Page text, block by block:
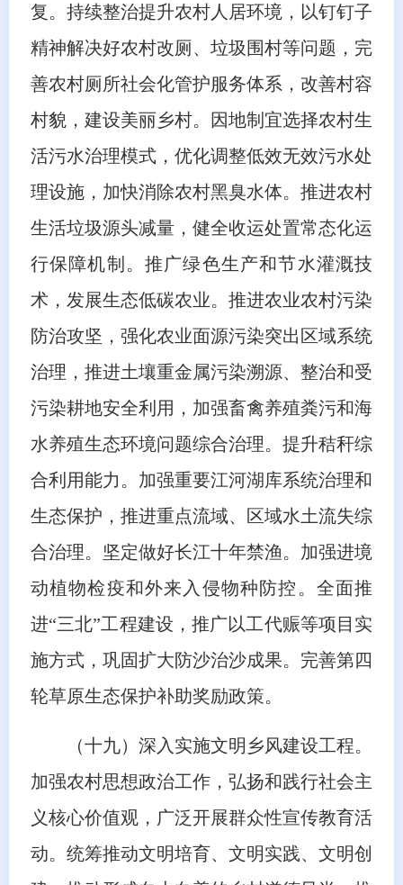
复。持续整治提升农村人居环境，以钉钉子
精神解决好农村改厕、垃圾围村等问题，完
善农村厕所社会化管护服务体系，改善村容
村貌，建设美丽乡村。因地制宜选择农村生
活污水治理模式，优化调整低效无效污水处
理设施，加快消除农村黑臭水体。推进农村
生活垃圾源头减量，健全收运处置常态化运
行保障机制。推广绿色生产和节水灌溉技
术，发展生态低碳农业。推进农业农村污染
防治攻坚，强化农业面源污染突出区域系统
治理，推进土壤重金属污染溯源、整治和受
污染耕地安全利用，加强畜禽养殖粪污和海
水养殖生态环境问题综合治理。提升秸秆综
合利用能力。加强重要江河湖库系统治理和
生态保护，推进重点流域、区域水土流失综
合治理。坚定做好长江十年禁渔。加强进境
动植物检疫和外来入侵物种防控。全面推
进“三北”工程建设，推广以工代赈等项目实
施方式，巩固扩大防沙治沙成果。完善第四
轮草原生态保护补助奖励政策。
（十九）深入实施文明乡风建设工程。
加强农村思想政治工作，弘扬和践行社会主
义核心价值观，广泛开展群众性宣传教育活
动。统筹推动文明培育、文明实践、文明创